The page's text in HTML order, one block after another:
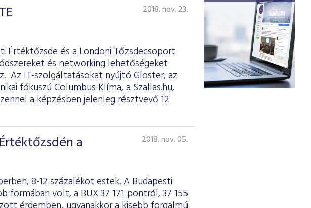
2018. nov. 23.
és a Londoni Tőzsdecsoport
és networking lehetőségeket
Az IT-szolgáltatásokat nyújtó Gloster, az
fókuszú Columbus Klíma, a Szallas.hu,
a képzésben jelenleg résztvevő 12
a
2018. nov. 05.
8-12 százalékot estek. A Budapesti
formában volt, a BUX 37 171 pontról, 37 155